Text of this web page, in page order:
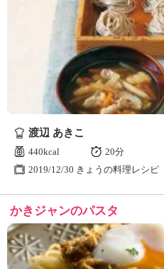
渡辺 あきこ
440kcal
20分
2019/12/30 きょうの料理レシピ
かきジャンのパスタ